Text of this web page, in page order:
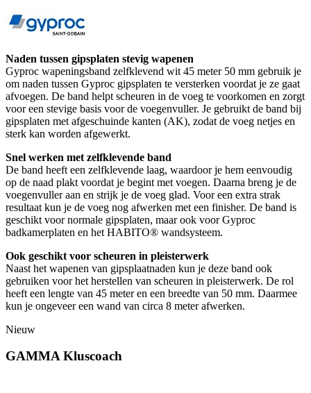
Naden tussen gipsplaten stevig wapenen
Gyproc wapeningsband zelfklevend wit 45 meter 50 mm gebruik je
om naden tussen Gyproc gipsplaten te versterken voordat je ze gaat
afvoegen. De band helpt scheuren in de voeg te voorkomen en zorgt
voor een stevige basis voor de voegenvuller. Je gebruikt de band bij
gipsplaten met afgeschuinde kanten (AK), zodat de voeg netjes en
sterk kan worden afgewerkt.
Snel werken met zelfklevende band
De band heeft een zelfklevende laag, waardoor je hem eenvoudig
op de naad plakt voordat je begint met voegen. Daarna breng je de
voegenvuller aan en strijk je de voeg glad. Voor een extra strak
resultaat kun je de voeg nog afwerken met een finisher. De band is
geschikt voor normale gipsplaten, maar ook voor Gyproc
badkamerplaten en het HABITO® wandsysteem.
Ook geschikt voor scheuren in pleisterwerk
Naast het wapenen van gipsplaatnaden kun je deze band ook
gebruiken voor het herstellen van scheuren in pleisterwerk. De rol
heeft een lengte van 45 meter en een breedte van 50 mm. Daarmee
kun je ongeveer een wand van circa 8 meter afwerken.
Nieuw
GAMMA Kluscoach